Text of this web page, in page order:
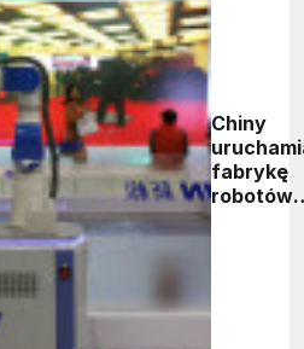
Chiny
fabrykę
robotów